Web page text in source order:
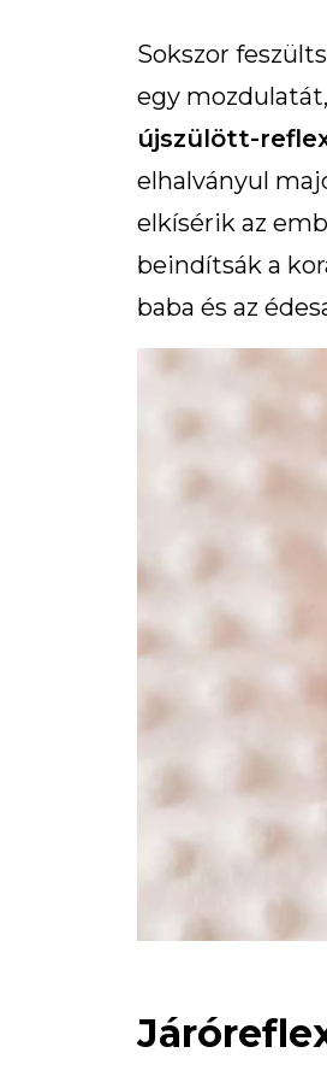
Sokszor
egy
újszülött-
elhalványul
elkísérik az
beindítsák a
baba és az